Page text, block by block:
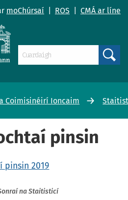
moChúrsaí ROS CMÁ ar líne
Coimisinéirí Ioncaim
pinsin
pinsin 2019
na Staitisticí